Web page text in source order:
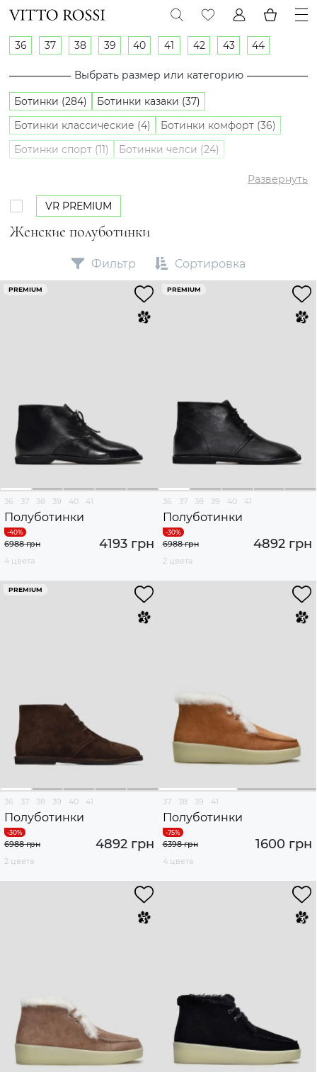
Женские полуботинки
36 37 38 39 40 41 42 43 44
Выбрать размер или категорию
Ботинки (284)
Ботинки казаки (37)
Ботинки классические (4)
Ботинки комфорт (36)
Ботинки спорт (11)
Ботинки челси (24)
Развернуть
VR PREMIUM
Фильтр Сортировка
PREMIUM
36 37 38 39 40 41
Полуботинки
4193 грн
6988 грн
4 цвета
PREMIUM
36 37 38 39 40 41
Полуботинки
4892 грн
6988 грн
2 цвета
PREMIUM
36 37 38 39 40 41
Полуботинки
4892 грн
6988 грн
2 цвета
37 38 39 41
Полуботинки
1600 грн
6398 грн
4 цвета